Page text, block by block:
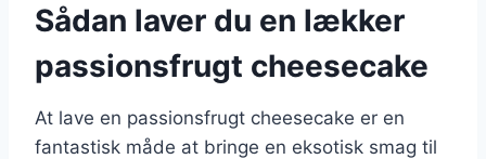
Sådan laver du en lækker
passionsfrugt cheesecake
At lave en passionsfrugt cheesecake er en
fantastisk måde at bringe en eksotisk smag til